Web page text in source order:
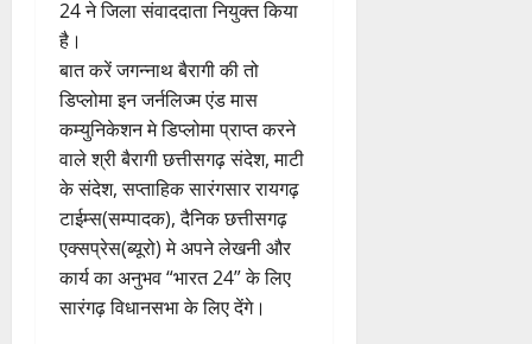
है।
बात करें जगन्नाथ बैरागी की तो
डिप्लोमा इन जर्नलिज्म एंड मास
कम्युनिकेशन मे डिप्लोमा प्राप्त करने
वाले श्री बैरागी छत्तीसगढ़ संदेश, माटी
के संदेश, सप्ताहिक सारंगसार रायगढ़
टाईम्स(सम्पादक), दैनिक छत्तीसगढ़
एक्सप्रेस(ब्यूरो) मे अपने लेखनी और
कार्य का अनुभव “भारत 24” के लिए
सारंगढ़ विधानसभा के लिए देंगे।